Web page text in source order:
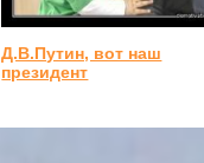
Д.В.Путин, вот наш
президент